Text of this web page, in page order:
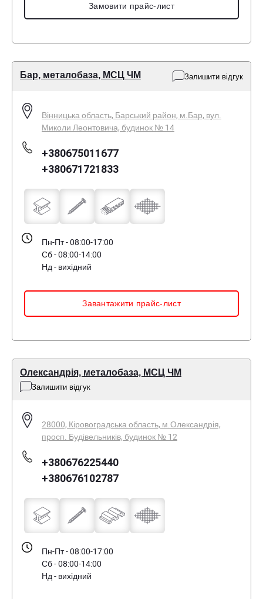
Замовити прайс-лист
Бар, металобаза, МСЦ ЧМ Залишити відгук
Вінницька область, Барський район, м.Бар, вул.
Миколи Леонтовича, будинок № 14
+380675011677
+380671721833
Пн-Пт - 08:00-17:00
Сб - 08:00-14:00
Нд - вихідний
Завантажити прайс-лист
Олександрія, металобаза, МСЦ ЧМ
Залишити відгук
28000, Кіровоградська область, м.Олександрія,
просп. Будівельників, будинок № 12
+380676225440
+380676102787
Пн-Пт - 08:00-17:00
Сб - 08:00-14:00
Нд - вихідний